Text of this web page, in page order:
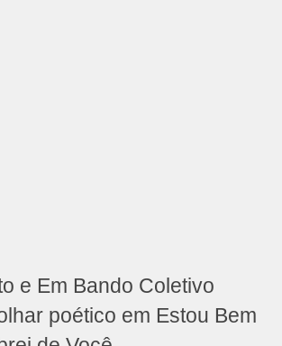
e Em Bando Coletivo
poético em Estou Bem